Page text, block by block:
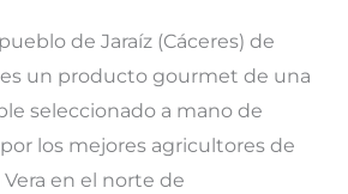
de Jaraíz (Cáceres) de
es un producto gourmet de una
seleccionado a mano de
los mejores agricultores de
Vera en el norte de